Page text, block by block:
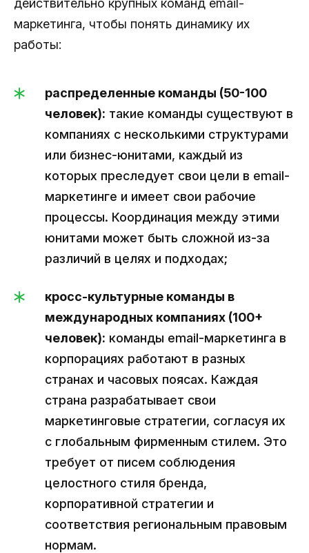
маркетинга, чтобы понять динамику их
работы:
распределенные команды (50-100
человек): такие команды существуют в
компаниях с несколькими структурами
или бизнес-юнитами, каждый из
которых преследует свои цели в email-
маркетинге и имеет свои рабочие
процессы. Координация между этими
юнитами может быть сложной из-за
различий в целях и подходах;
кросс-культурные команды в
международных компаниях (100+
человек): команды email-маркетинга в
корпорациях работают в разных
странах и часовых поясах. Каждая
страна разрабатывает свои
маркетинговые стратегии, согласуя их
с глобальным фирменным стилем. Это
требует от писем соблюдения
целостного стиля бренда,
корпоративной стратегии и
соответствия региональным правовым
нормам.